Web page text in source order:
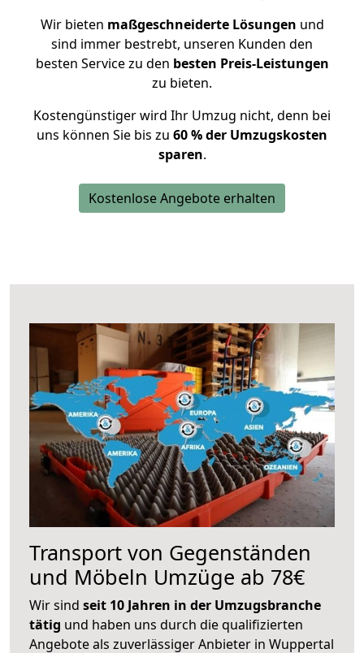
Wir bieten maßgeschneiderte Lösungen und
sind immer bestrebt, unseren Kunden den
besten Service zu den besten Preis-Leistungen
zu bieten.
Kostengünstiger wird Ihr Umzug nicht, denn bei
uns können Sie bis zu 60 % der Umzugskosten
sparen.
Kostenlose Angebote erhalten
Transport von Gegenständen
und Möbeln Umzüge ab 78€
Wir sind seit 10 Jahren in der Umzugsbranche
tätig und haben uns durch die qualifizierten
Angebote als zuverlässiger Anbieter in Wuppertal